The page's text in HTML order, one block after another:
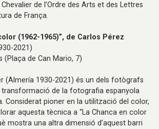
de l’Ordre des Arts et des Lettres
de França.
(1962-1965)”, de Carlos Pérez
2021)
(Plaça de Can Mario, 7)
(Almería 1930-2021) és un dels fotògrafs
transformació de la fotografia espanyola
Considerat pioner en la utilització del color,
aquesta tècnica a “La Chanca en color
mostra una altra dimensió d’aquest barri